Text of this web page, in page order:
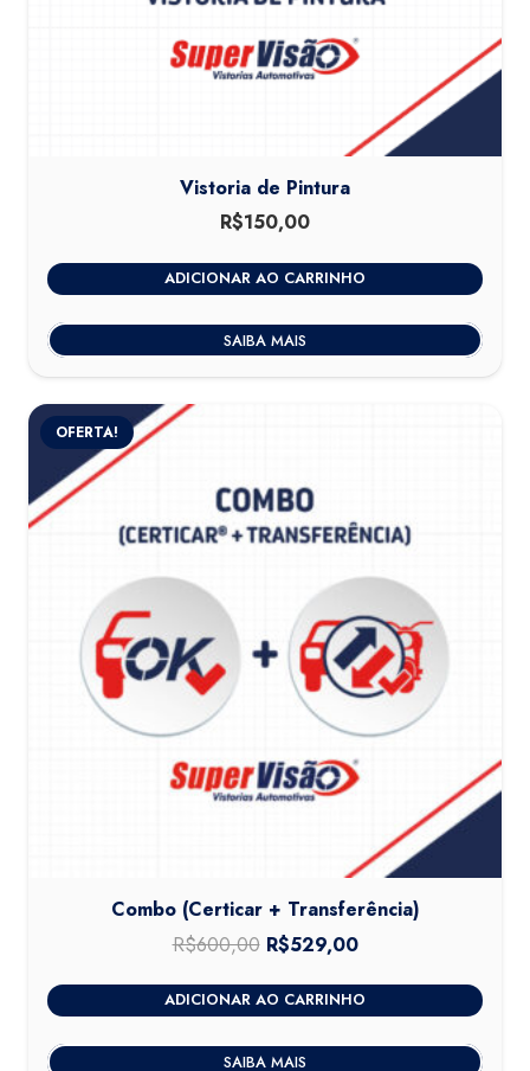
Vistoria de Pintura
R$150,00
ADICIONAR AO CARRINHO
SAIBA MAIS
OFERTA!
Combo (Certicar + Transferência)
R$600,00 O
original
era:
R$529,00O
atual
é:
ADICIONAR AO CARRINHO
SAIBA MAIS